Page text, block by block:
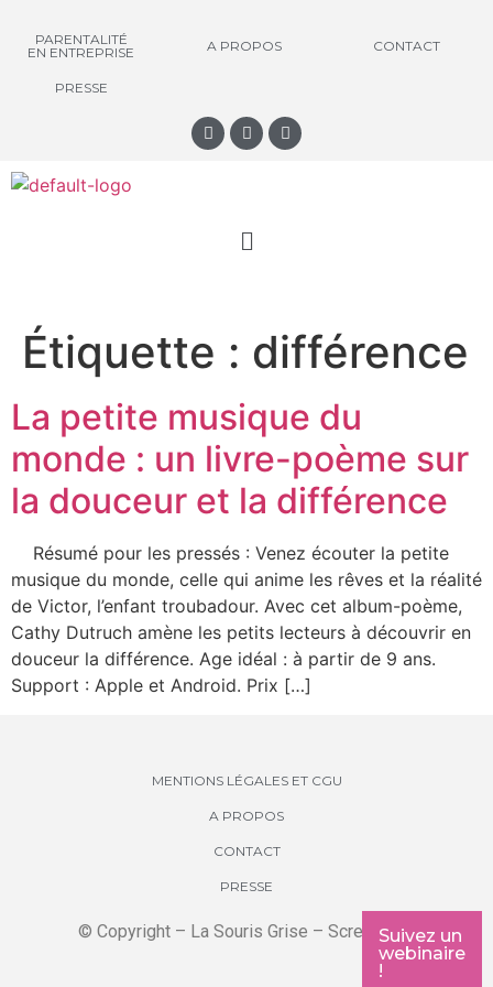
PARENTALITÉ
EN ENTREPRISE
A PROPOS CONTACT
PRESSE
Suivez un
webinaire
!
Étiquette : différence
La petite musique du
monde : un livre-poème sur
la douceur et la différence
Résumé pour les pressés : Venez écouter la petite
musique du monde, celle qui anime les rêves et la réalité
de Victor, l’enfant troubadour. Avec cet album-poème,
Cathy Dutruch amène les petits lecteurs à découvrir en
douceur la différence. Age idéal : à partir de 9 ans.
Support : Apple et Android. Prix […]
MENTIONS LÉGALES ET CGU
A PROPOS
CONTACT
PRESSE
© Copyright – La Souris Grise – Screenkids